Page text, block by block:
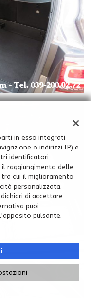
in esso integrati
o indirizzi IP) e
identificatori
raggiungimento delle
cui il miglioramento
personalizzata.
di accettare
puoi
pulsante.